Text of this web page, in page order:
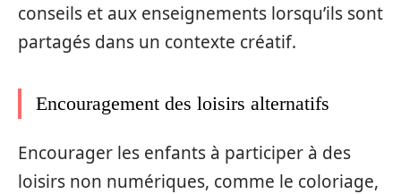
conseils et aux enseignements lorsqu’ils sont
partagés dans un contexte créatif.
Encouragement des loisirs alternatifs
Encourager les enfants à participer à des
loisirs non numériques, comme le coloriage,